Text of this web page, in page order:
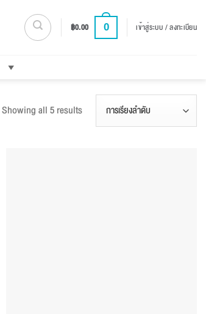
฿0.00 0 เข้าสู่ระบบ / ลงทะเบียน
Showing all 5 results